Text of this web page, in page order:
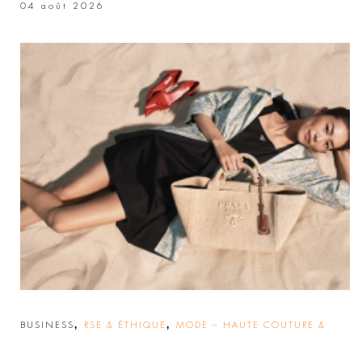
04 août 2026
BUSINESS, RSE & ÉTHIQUE , MODE – HAUTE COUTURE &